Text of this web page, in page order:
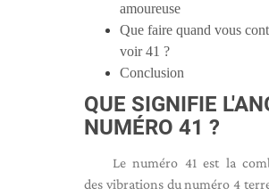
amoureuse
Que faire quand vous
voir 41 ?
Conclusion
QUE SIGNIFIE
NUMÉRO 41 ?
Le numéro 41 est la
des vibrations du numéro 4